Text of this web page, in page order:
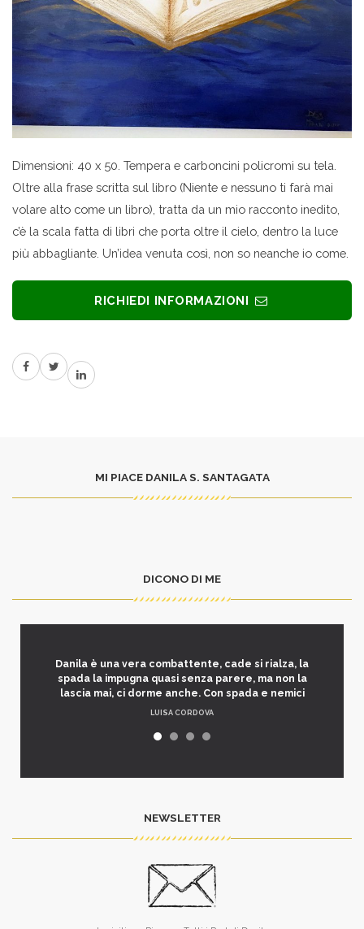
Dimensioni: 40 x 50. Tempera e carboncini policromi su tela.
Oltre alla frase scritta sul libro (Niente e nessuno ti farà mai
volare alto come un libro), tratta da un mio racconto inedito,
c’è la scala fatta di libri che porta oltre il cielo, dentro la luce
più abbagliante. Un’idea venuta così, non so neanche io come.
RICHIEDI INFORMAZIONI
MI PIACE DANILA S. SANTAGATA
DICONO DI ME
Danila è una vera combattente, cade si rialza, la
spada la impugna quasi senza parere, ma non la
lascia mai, ci dorme anche. Con spada e nemici
LUISA CORDOVA
NEWSLETTER